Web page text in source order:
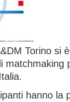
Torino si
matchmaking
hanno la